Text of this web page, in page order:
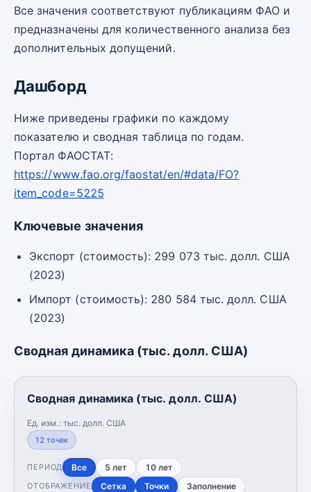
Все значения соответствуют публикациям ФАО и
предназначены для количественного анализа без
дополнительных допущений.
Дашборд
Ниже приведены графики по каждому
показателю и сводная таблица по годам.
Портал ФАОСТАТ:
https://www.fao.org/faostat/en/#data/FO?
item_code=5225
Ключевые значения
Экспорт (стоимость): 299 073 тыс. долл. США
(2023)
Импорт (стоимость): 280 584 тыс. долл. США
(2023)
Сводная динамика (тыс. долл. США)
Сводная динамика (тыс. долл. США)
Ед. изм.: тыс. долл. США
12 точек
ПЕРИОД Все 5 лет 10 лет
ОТОБРАЖЕНИЕ Сетка Точки Заполнение